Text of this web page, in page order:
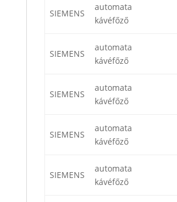
SIEMENS
automata
kávéfőző
SIEMENS
automata
kávéfőző
SIEMENS
automata
kávéfőző
SIEMENS
automata
kávéfőző
SIEMENS
automata
kávéfőző